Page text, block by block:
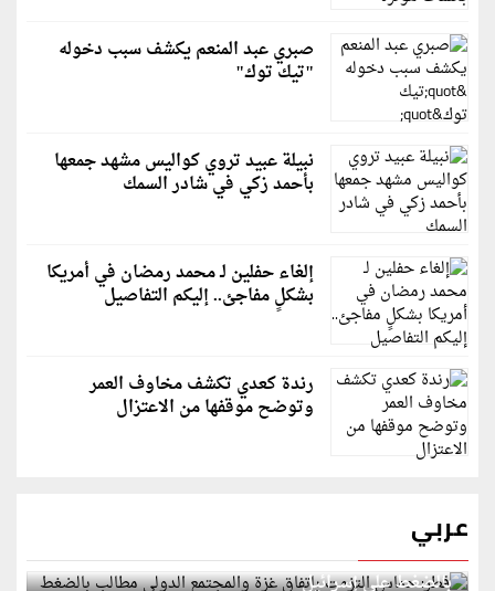
صبري عبد المنعم يكشف سبب دخوله
"تيك توك"
نبيلة عبيد تروي كواليس مشهد جمعها
بأحمد زكي في شادر السمك
إلغاء حفلين لـ محمد رمضان في أمريكا
بشكلٍ مفاجئ.. إليكم التفاصيل
رندة كعدي تكشف مخاوف العمر
وتوضح موقفها من الاعتزال
عربي
قطر: حماس التزمت باتفاق غزة والمجتمع الدولي مطالب
بالضغط على إسرائيل